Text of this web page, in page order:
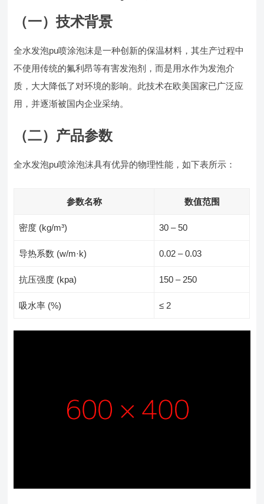
（一）技术背景
全水发泡pu喷涂泡沫是一种创新的保温材料，其生产过程中
不使用传统的氟利昂等有害发泡剂，而是用水作为发泡介
质，大大降低了对环境的影响。此技术在欧美国家已广泛应
用，并逐渐被国内企业采纳。
（二）产品参数
全水发泡pu喷涂泡沫具有优异的物理性能，如下表所示：
参数名称 数值范围
密度 (kg/m³) 30 – 50
导热系数 (w/m·k) 0.02 – 0.03
抗压强度 (kpa) 150 – 250
吸水率 (%) ≤ 2